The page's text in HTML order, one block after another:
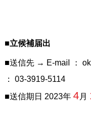
■立候補届出
■送信先 → E‐mail ：
： 03‐3919‐5114
■送信期日 2023年 4月